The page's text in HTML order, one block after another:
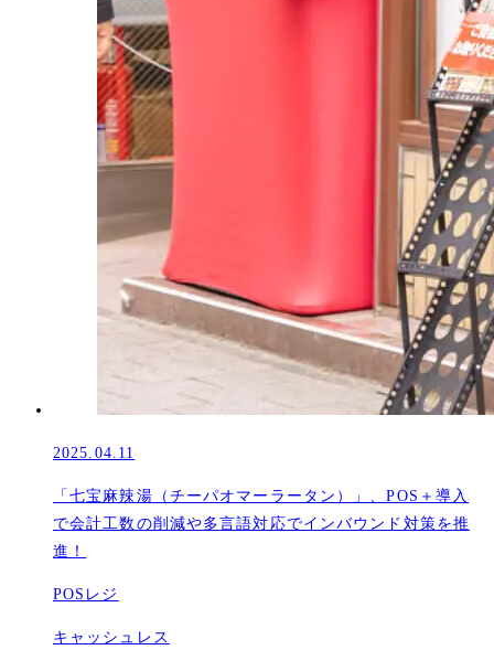
2025.04.11
「七宝麻辣湯（チーパオマーラータン）」、POS＋導入
で会計工数の削減や多言語対応でインバウンド対策を推
進！
POSレジ
キャッシュレス